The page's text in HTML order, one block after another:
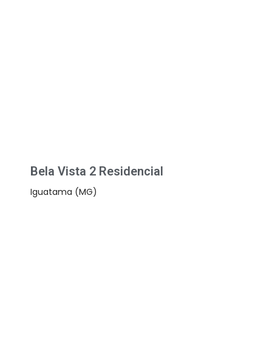
Bela Vista 2 Residencial
Iguatama (MG)